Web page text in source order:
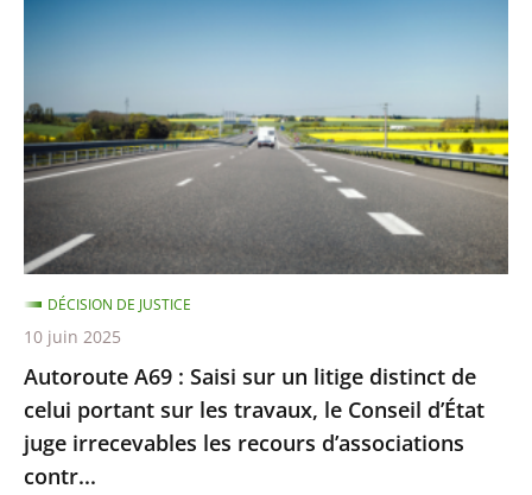
mandats
de
conseillers
sur
un
litige
de
celui
portant
sur
les
travaux,
le
Conseil
Autoroute A69 : Saisi sur un litige distinct de
celui portant sur les travaux, le Conseil d’État
juge irrecevables les recours d’associations
contr...
DÉCISION DE JUSTICE
10 juin 2025